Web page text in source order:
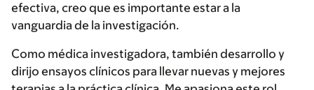
efectiva, creo que es importante estar a la
vanguardia de la investigación.
Como médica investigadora, también desarrollo y
dirijo ensayos clínicos para llevar nuevas y mejores